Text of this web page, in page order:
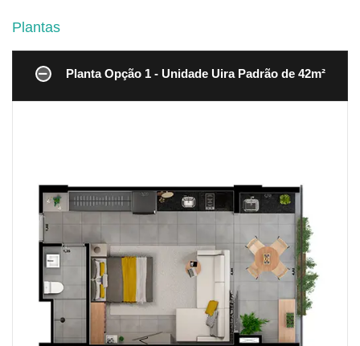
Plantas
Planta Opção 1 - Unidade Uira Padrão de 42m²